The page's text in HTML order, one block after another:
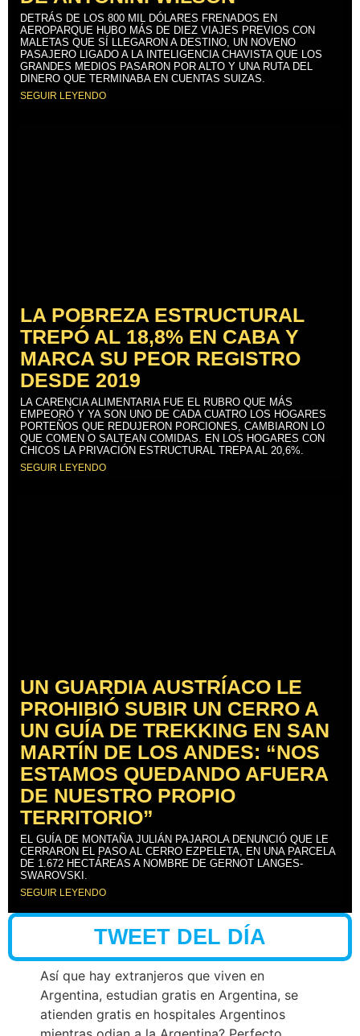
DETRÁS DE LOS 800 MIL DÓLARES FRENADOS EN
AEROPARQUE HUBO MÁS DE DIEZ VIAJES PREVIOS CON
MALETAS QUE SÍ LLEGARON A DESTINO, UN NOVENO
PASAJERO LIGADO A LA INTELIGENCIA CHAVISTA QUE LOS
GRANDES MEDIOS PASARON POR ALTO Y UNA RUTA DEL
DINERO QUE TERMINABA EN CUENTAS SUIZAS.
SEGUIR LEYENDO
LA POBREZA ESTRUCTURAL
TREPÓ AL 18,8% EN CABA Y
MARCA SU PEOR REGISTRO
DESDE 2019
LA CARENCIA ALIMENTARIA FUE EL RUBRO QUE MÁS
EMPEORÓ Y YA SON UNO DE CADA CUATRO LOS HOGARES
PORTEÑOS QUE REDUJERON PORCIONES, CAMBIARON LO
QUE COMEN O SALTEAN COMIDAS. EN LOS HOGARES CON
CHICOS LA PRIVACIÓN ESTRUCTURAL TREPA AL 20,6%.
SEGUIR LEYENDO
UN GUARDIA AUSTRÍACO LE
PROHIBIÓ SUBIR UN CERRO A
UN GUÍA DE TREKKING EN SAN
MARTÍN DE LOS ANDES: “NOS
ESTAMOS QUEDANDO AFUERA
DE NUESTRO PROPIO
TERRITORIO”
EL GUÍA DE MONTAÑA JULIÁN PAJAROLA DENUNCIÓ QUE LE
CERRARON EL PASO AL CERRO EZPELETA, EN UNA PARCELA
DE 1.672 HECTÁREAS A NOMBRE DE GERNOT LANGES-
SWAROVSKI.
SEGUIR LEYENDO
TWEET DEL DÍA
Así que hay extranjeros que viven en
Argentina, estudian gratis en Argentina, se
atienden gratis en hospitales Argentinos